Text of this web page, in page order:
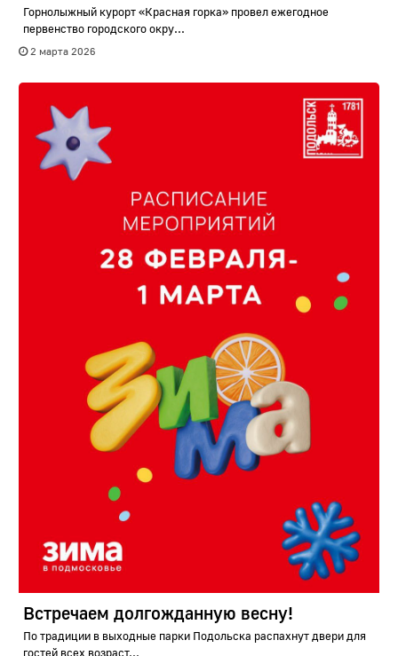
Горнолыжный курорт «Красная горка» провел ежегодное
первенство городского окру...
2 марта 2026
Встречаем долгожданную весну!
По традиции в выходные парки Подольска распахнут двери для
гостей всех возраст...